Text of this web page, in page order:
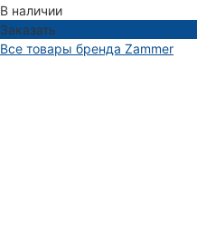
В наличии
Заказать
Все товары бренда Zammer